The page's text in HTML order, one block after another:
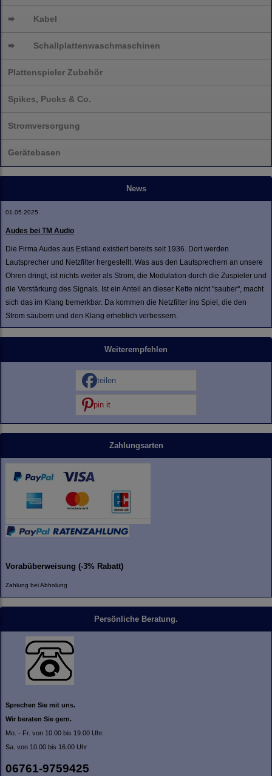
➨ Kabel
➨ Schallplattenwaschmaschinen
Plattenspieler Zubehör
Spikes, Pucks & Co.
Stromversorgung
Gerätebasen
News
01.05.2025
Audes bei TM Audio
Die Firma Audes aus Estland existiert bereits seit 1936. Dort werden
Lautsprecher und Netzfilter hergestellt. Was aus den Lautsprechern an unsere
Ohren dringt, ist nichts weiter als Strom, die Modulation durch die Zuspieler und
die Verstärkung des Signals. Ist ein Anteil an dieser Kette nicht "sauber", macht
sich das im Klang bemerkbar. Da kommen die Netzfilter ins Spiel, die den
Strom säubern und den Klang erheblich verbessern.
Weiterempfehlen
teilen
pin it
Zahlungsarten
Vorabüberweisung (-3% Rabatt)
Zahlung bei Abholung
Persönliche Beratung.
Sprechen Sie mit uns.
Wir beraten Sie gern.
Mo. - Fr. von 10.00 bis 19.00 Uhr.
Sa. von 10.00 bis 16.00 Uhr
06761-9759425